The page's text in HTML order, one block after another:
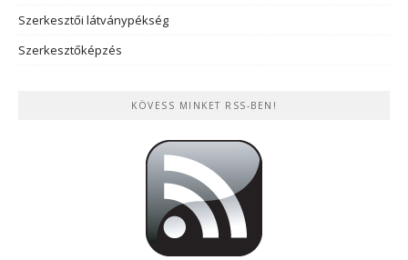
Szerkesztői látványpékség
Szerkesztőképzés
KÖVESS MINKET RSS-BEN!